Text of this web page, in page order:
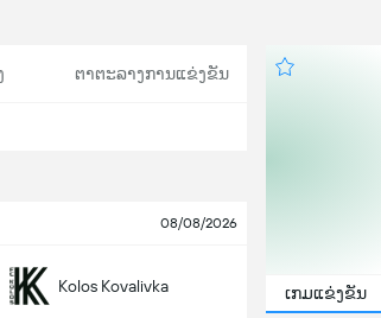
ຕາຕະລາງການແຂ່ງຂັນ
08/08/2026
Kolos Kovalivka ເກມແຂ່ງຂັນ